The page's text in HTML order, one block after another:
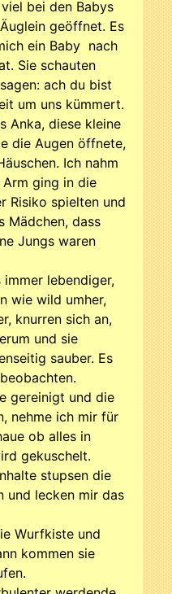
bei den Babys
geöffnet. Es
ein Baby nach
Sie schauten
ach du bist
um uns kümmert.
Anka, diese kleine
die Augen öffnete,
Ich nahm
ging in die
Risiko spielten und
Mädchen, dass
Jungs waren
lebendiger,
wie wild umher,
knurren sich an,
und sie
sauber. Es
gereinigt und die
nehme ich mir für
ob alles in
gekuschelt.
stupsen die
und lecken mir das
Wurfkiste und
kommen sie